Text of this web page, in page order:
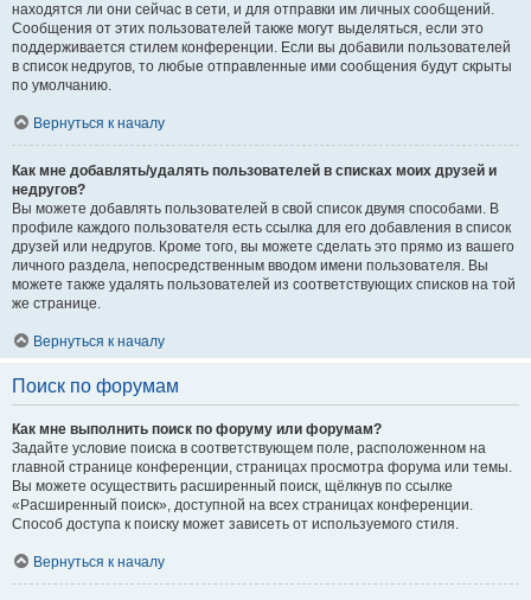
находятся ли они сейчас в сети, и для отправки им личных сообщений.
Сообщения от этих пользователей также могут выделяться, если это
поддерживается стилем конференции. Если вы добавили пользователей
в список недругов, то любые отправленные ими сообщения будут скрыты
по умолчанию.
Вернуться к началу
Как мне добавлять/удалять пользователей в списках моих друзей и
недругов?
Вы можете добавлять пользователей в свой список двумя способами. В
профиле каждого пользователя есть ссылка для его добавления в список
друзей или недругов. Кроме того, вы можете сделать это прямо из вашего
личного раздела, непосредственным вводом имени пользователя. Вы
можете также удалять пользователей из соответствующих списков на той
же странице.
Вернуться к началу
Поиск по форумам
Как мне выполнить поиск по форуму или форумам?
Задайте условие поиска в соответствующем поле, расположенном на
главной странице конференции, страницах просмотра форума или темы.
Вы можете осуществить расширенный поиск, щёлкнув по ссылке
«Расширенный поиск», доступной на всех страницах конференции.
Способ доступа к поиску может зависеть от используемого стиля.
Вернуться к началу